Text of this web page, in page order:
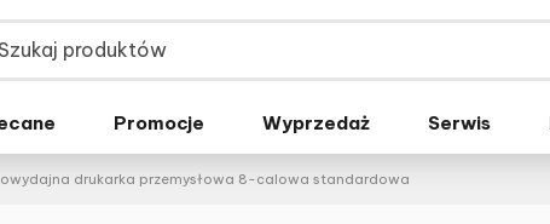
Promocje Wyprzedaż Serwis
drukarka przemysłowa 8-calowa standardowa